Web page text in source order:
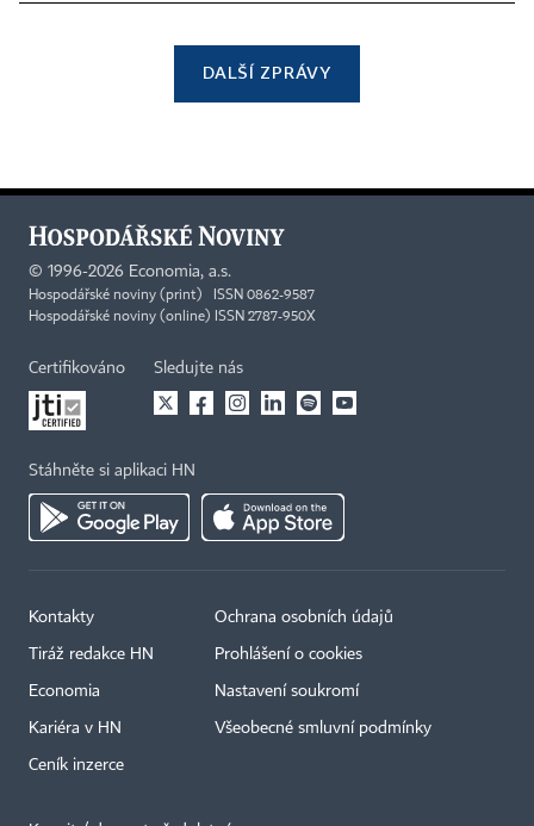
DALŠÍ ZPRÁVY
© 1996-2026 Economia, a.s.
Hospodářské noviny (print) ISSN 0862-9587
Hospodářské noviny (online) ISSN 2787-950X
Certifikováno Sledujte nás
Stáhněte si aplikaci HN
Kontakty
Tiráž redakce HN
Economia
Kariéra v HN
Ceník inzerce
Ochrana osobních údajů
Prohlášení o cookies
Nastavení soukromí
Všeobecné smluvní podmínky